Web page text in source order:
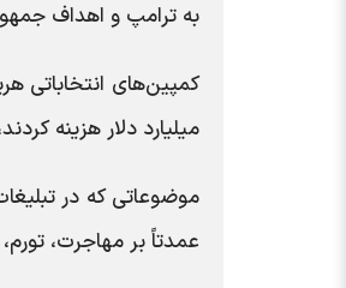
به ترامپ و اهداف
میلیارد دلار هزینه کردند، در حالی که
موضوعاتی که در
عمدتاً بر مهاجرت،